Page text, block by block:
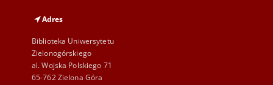
Adres
Biblioteka Uniwersytetu
Zielonogórskiego
al. Wojska Polskiego 71
65-762 Zielona Góra